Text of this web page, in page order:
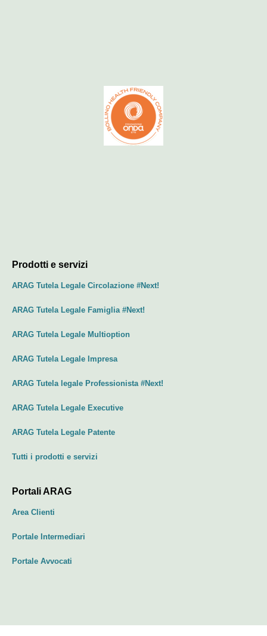
Prodotti e servizi
ARAG Tutela Legale Circolazione #Next!
ARAG Tutela Legale Famiglia #Next!
ARAG Tutela Legale Multioption
ARAG Tutela Legale Impresa
ARAG Tutela legale Professionista #Next!
ARAG Tutela Legale Executive
ARAG Tutela Legale Patente
Tutti i prodotti e servizi
Portali ARAG
Area Clienti
Portale Intermediari
Portale Avvocati